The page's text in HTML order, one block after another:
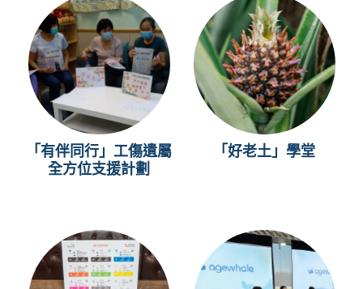
「有伴同行」工傷遺屬
全方位支援計劃
「好老土」學堂